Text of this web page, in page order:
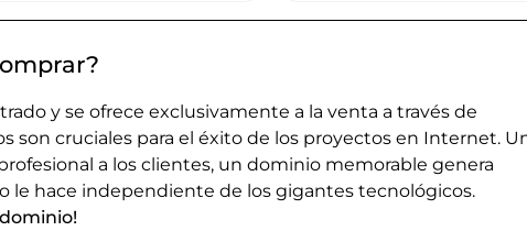
y se ofrece exclusivamente a la venta a través de
son cruciales para el éxito de los proyectos en Internet.
a los clientes, un dominio memorable genera
le hace independiente de los gigantes tecnológicos.